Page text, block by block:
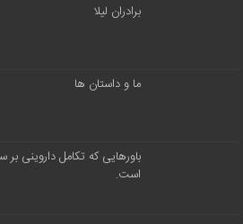
برادران لیلا
ما و داستان ها
باورهایی که تکامل داروینی بر
است.